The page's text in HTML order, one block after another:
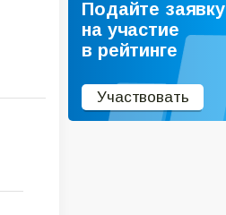
Подайте заявку
на участие
в рейтинге
Участвовать